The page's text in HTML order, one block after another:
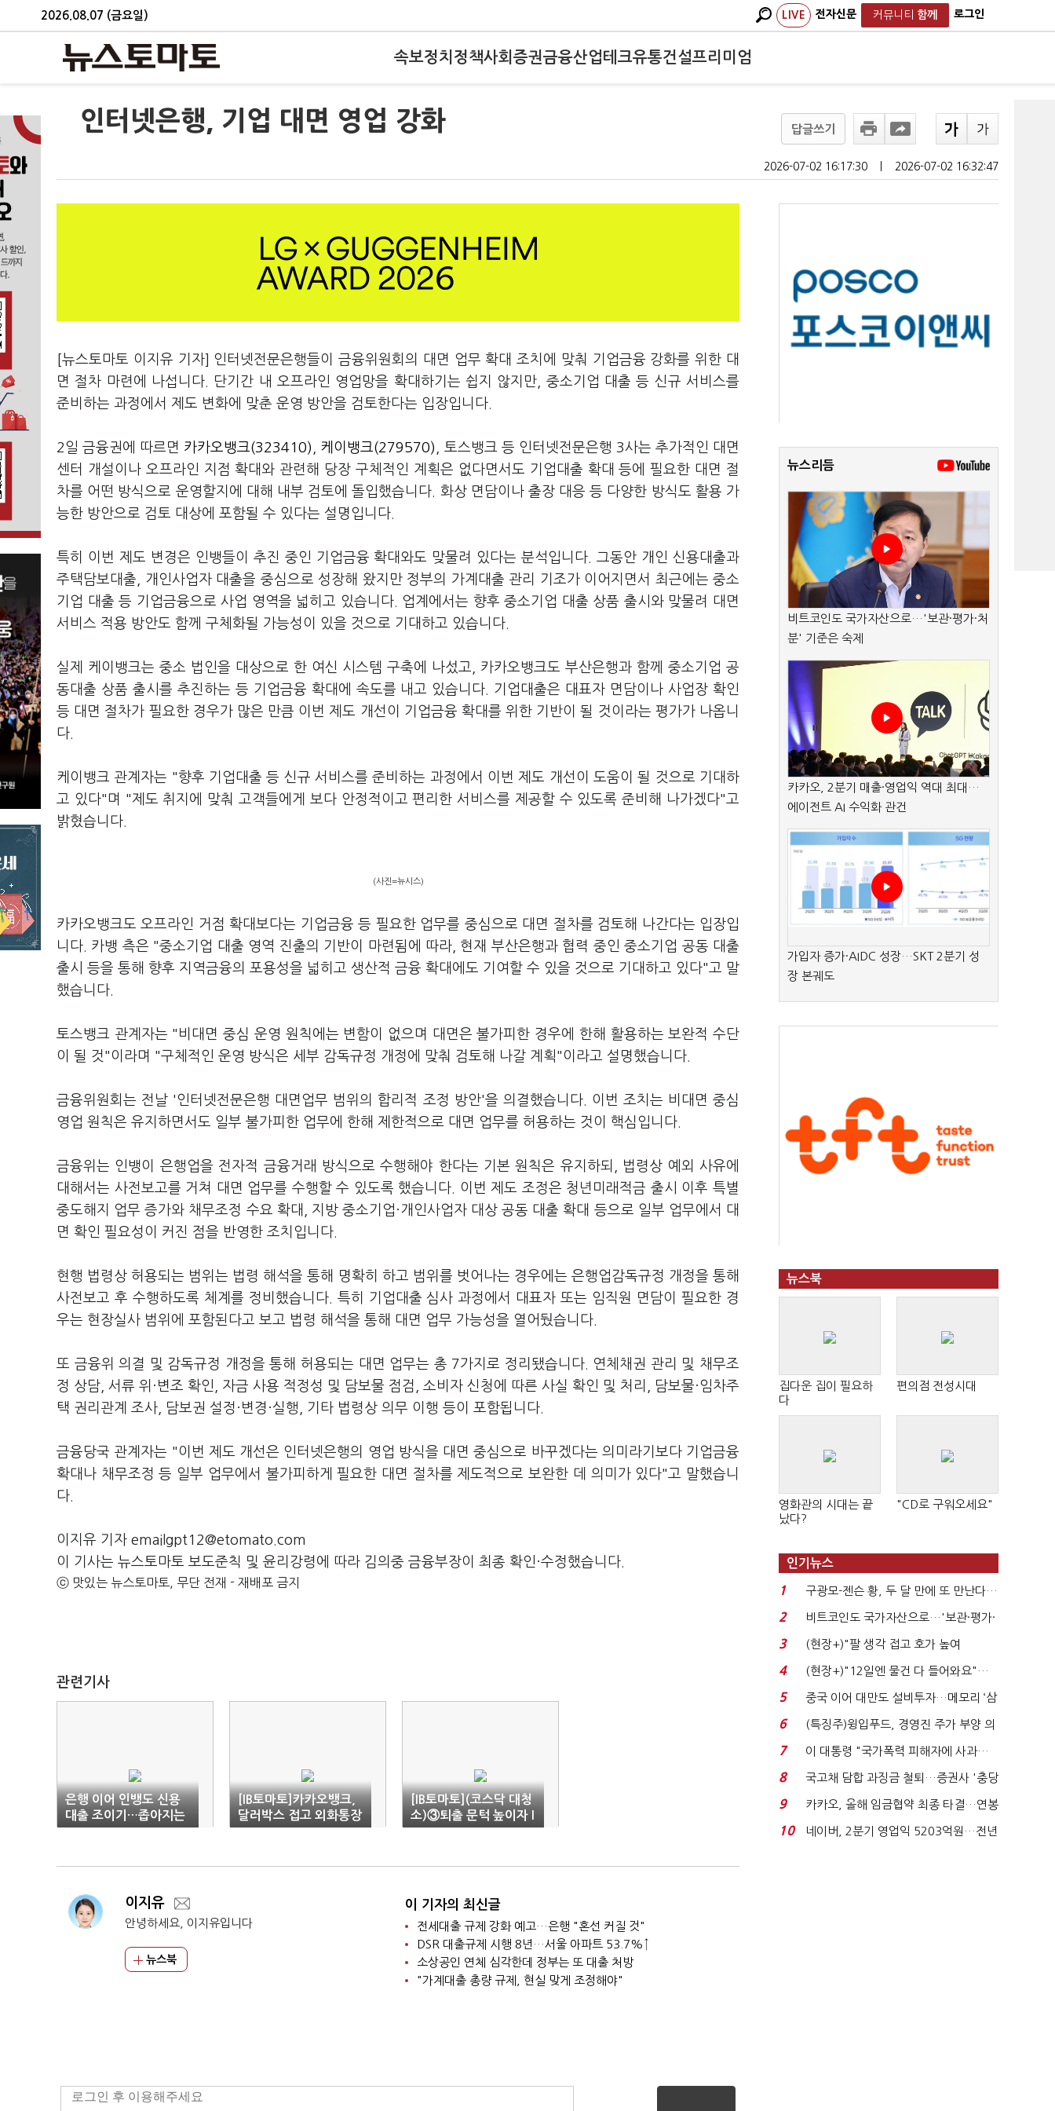
2026.08.07 (금요일) LIVE 전자신문 커뮤니티 함께 로그인
속보정치 정책사회 증권금융산업테크유통건설프리미엄
인터넷은행, 기업 대면 영업 강화 답글쓰기
2026-07-02 16:17:30 2026-07-02 16:32:47
[뉴스토마토 이지유 기자] 인터넷전문은행들이 금융위원회의 대면 업무 확대 조치에 맞춰 기업금융 강화를 위한 대
면 절차 마련에 나섭니다. 단기간 내 오프라인 영업망을 확대하기는 쉽지 않지만, 중소기업 대출 등 신규 서비스를
준비하는 과정에서 제도 변화에 맞춘 운영 방안을 검토한다는 입장입니다.
2일 금융권에 따르면 카카오뱅크(323410) 케이뱅크(279570)
, 토스뱅크 등 인터넷전문은행 3사는 추가적인 대면
센터 개설이나 오프라인 지점 확대와 관련해 당장 구체적인 계획은 없다면서도 기업대출 확대 등에 필요한 대면 절
차를 어떤 방식으로 운영할지에 대해 내부 검토에 돌입했습니다. 화상 면담이나 출장 대응 등 다양한 방식도 활용 가
능한 방안으로 검토 대상에 포함될 수 있다는 설명입니다.
특히 이번 제도 변경은 인뱅들이 추진 중인 기업금융 확대와도 맞물려 있다는 분석입니다. 그동안 개인 신용대출과
주택담보대출, 개인사업자 대출을 중심으로 성장해 왔지만 정부의 가계대출 관리 기조가 이어지면서 최근에는 중소
기업 대출 등 기업금융으로 사업 영역을 넓히고 있습니다. 업계에서는 향후 중소기업 대출 상품 출시와 맞물려 대면
서비스 적용 방안도 함께 구체화될 가능성이 있을 것으로 기대하고 있습니다.
실제 케이뱅크는 중소 법인을 대상으로 한 여신 시스템 구축에 나섰고, 카카오뱅크도 부산은행과 함께 중소기업 공
동대출 상품 출시를 추진하는 등 기업금융 확대에 속도를 내고 있습니다. 기업대출은 대표자 면담이나 사업장 확인
등 대면 절차가 필요한 경우가 많은 만큼 이번 제도 개선이 기업금융 확대를 위한 기반이 될 것이라는 평가가 나옵니
다.
케이뱅크 관계자는 "향후 기업대출 등 신규 서비스를 준비하는 과정에서 이번 제도 개선이 도움이 될 것으로 기대하
고 있다"며 "제도 취지에 맞춰 고객들에게 보다 안정적이고 편리한 서비스를 제공할 수 있도록 준비해 나가겠다"고
밝혔습니다.
(사진=뉴시스)
카카오뱅크도 오프라인 거점 확대보다는 기업금융 등 필요한 업무를 중심으로 대면 절차를 검토해 나간다는 입장입
니다. 카뱅 측은 "중소기업 대출 영역 진출의 기반이 마련됨에 따라, 현재 부산은행과 협력 중인 중소기업 공동 대출
출시 등을 통해 향후 지역금융의 포용성을 넓히고 생산적 금융 확대에도 기여할 수 있을 것으로 기대하고 있다"고 말
했습니다.
토스뱅크 관계자는 "비대면 중심 운영 원칙에는 변함이 없으며 대면은 불가피한 경우에 한해 활용하는 보완적 수단
이 될 것"이라며 "구체적인 운영 방식은 세부 감독규정 개정에 맞춰 검토해 나갈 계획"이라고 설명했습니다.
금융위원회는 전날 '인터넷전문은행 대면업무 범위의 합리적 조정 방안'을 의결했습니다. 이번 조치는 비대면 중심
영업 원칙은 유지하면서도 일부 불가피한 업무에 한해 제한적으로 대면 업무를 허용하는 것이 핵심입니다.
금융위는 인뱅이 은행업을 전자적 금융거래 방식으로 수행해야 한다는 기본 원칙은 유지하되, 법령상 예외 사유에
대해서는 사전보고를 거쳐 대면 업무를 수행할 수 있도록 했습니다. 이번 제도 조정은 청년미래적금 출시 이후 특별
중도해지 업무 증가와 채무조정 수요 확대, 지방 중소기업·개인사업자 대상 공동 대출 확대 등으로 일부 업무에서 대
면 확인 필요성이 커진 점을 반영한 조치입니다.
현행 법령상 허용되는 범위는 법령 해석을 통해 명확히 하고 범위를 벗어나는 경우에는 은행업감독규정 개정을 통해
사전보고 후 수행하도록 체계를 정비했습니다. 특히 기업대출 심사 과정에서 대표자 또는 임직원 면담이 필요한 경
우는 현장실사 범위에 포함된다고 보고 법령 해석을 통해 대면 업무 가능성을 열어뒀습니다.
또 금융위 의결 및 감독규정 개정을 통해 허용되는 대면 업무는 총 7가지로 정리됐습니다. 연체채권 관리 및 채무조
정 상담, 서류 위·변조 확인, 자금 사용 적정성 및 담보물 점검, 소비자 신청에 따른 사실 확인 및 처리, 담보물·임차주
택 권리관계 조사, 담보권 설정·변경·실행, 기타 법령상 의무 이행 등이 포함됩니다.
금융당국 관계자는 "이번 제도 개선은 인터넷은행의 영업 방식을 대면 중심으로 바꾸겠다는 의미라기보다 기업금융
확대나 채무조정 등 일부 업무에서 불가피하게 필요한 대면 절차를 제도적으로 보완한 데 의미가 있다"고 말했습니
다.
이지유 기자 emailgpt12@etomato.com
이 기사는 뉴스토마토 보도준칙 및 윤리강령에 따라 김의중 금융부장이 최종 확인·수정했습니다.
ⓒ 맛있는 뉴스토마토, 무단 전재 - 재배포 금지
관련기사
은행 이어 인뱅도 신용
대출 조이기…좁아지는
급전 창구
[IB토마토]카카오뱅크,
달러박스 접고 외화통장
승부…후발주자 한계 넘
[IB토마토](코스닥 대청
소)③퇴출 문턱 높이자 I
PO 입구부터 막혔다
이지유
안녕하세요, 이지유입니다
뉴스북
이 기자의 최신글
전세대출 규제 강화 예고…은행 "혼선 커질 것"
DSR 대출규제 시행 8년…서울 아파트 53.7%↑
소상공인 연체 심각한데 정부는 또 대출 처방
"가계대출 총량 규제, 현실 맞게 조정해야"
뉴스리듬
비트코인도 국가자산으로…'보관·평가·처
분' 기준은 숙제
카카오, 2분기 매출·영업익 역대 최대…
에이전트 AI 수익화 관건
가입자 증가·AIDC 성장…SKT 2분기 성
장 본궤도
뉴스북
집다운 집이 필요하
다
편의점 전성시대
영화관의 시대는 끝
났다?
"CD로 구워오세요"
인기뉴스
1
구광모-젠슨 황, 두 달 만에 또 만난다…
로봇·AI 등 논...
2
비트코인도 국가자산으로…'보관·평가·
처분' 기준은 ...
3
(현장+)"팔 생각 접고 호가 높여
요"…'덜 똘똘한 한 채' 20...
4
(현장+)"12일엔 물건 다 들어와요"…
빈 매대 채우며 문 연 ...
5
중국 이어 대만도 설비투자…메모리 ‘삼
국전쟁’
6
(특징주)윙입푸드, 경영진 주가 부양 의
지에 상한가...
7
이 대통령 "국가폭력 피해자에 사과…
적극적 조사로 진...
8
국고채 담합 과징금 철퇴…증권사 '충당
금 폭탄' 우려...
9
카카오, 올해 임금협약 최종 타결…연봉
6.3% 인상·격려...
10
네이버, 2분기 영업익 5203억원…전년